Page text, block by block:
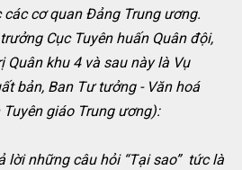
cơ quan Đảng Trung ương.
Cục Tuyên huấn Quân đội,
Quân khu 4 và sau này là Vụ
bản, Ban Tư tưởng - Văn hoá
giáo Trung ương):
lời những câu hỏi “Tại sao” tức là